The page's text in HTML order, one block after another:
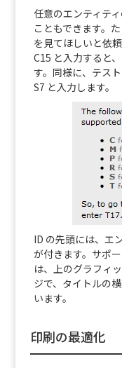
任意のエンティテ
こともできます。
を見てほしいと依
C15 と入力すると
す。同様に、テス
S7 と入力します。
ID の先頭には、エ
が付きます。サポ
は、上のグラフィ
ジで、タイトルの
います。
印刷の最適化